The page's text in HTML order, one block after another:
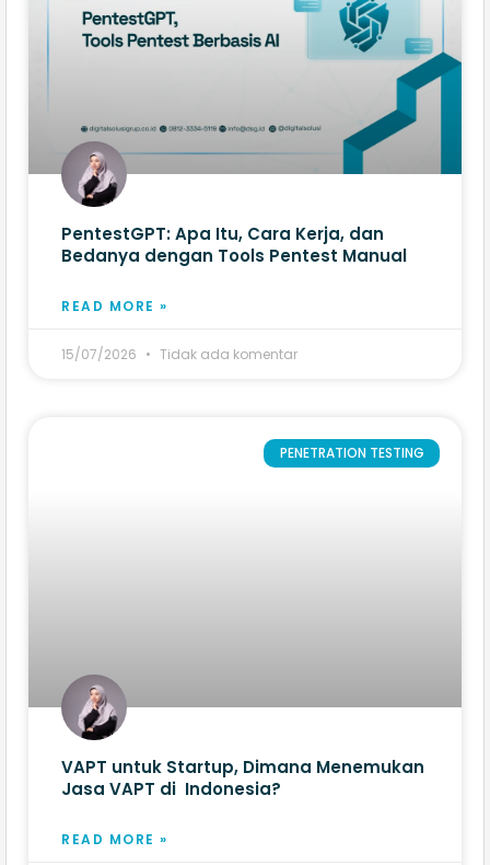
PentestGPT: Apa Itu, Cara Kerja, dan
Bedanya dengan Tools Pentest Manual
READ MORE »
15/07/2026 Tidak ada komentar
PENETRATION TESTING
VAPT untuk Startup, Dimana Menemukan
Jasa VAPT di Indonesia?
READ MORE »